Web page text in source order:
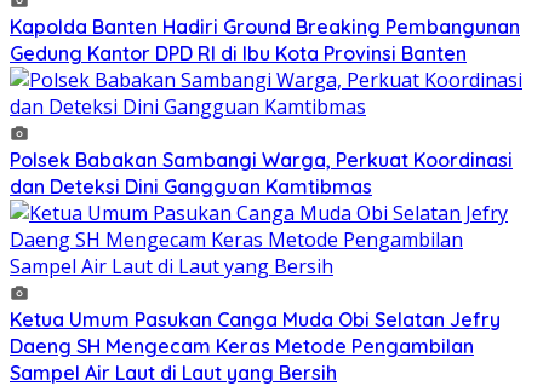
Kapolda Banten Hadiri Ground Breaking Pembangunan
Gedung Kantor DPD RI di Ibu Kota Provinsi Banten
Polsek Babakan Sambangi Warga, Perkuat Koordinasi
dan Deteksi Dini Gangguan Kamtibmas
Ketua Umum Pasukan Canga Muda Obi Selatan Jefry
Daeng SH Mengecam Keras Metode Pengambilan
Sampel Air Laut di Laut yang Bersih